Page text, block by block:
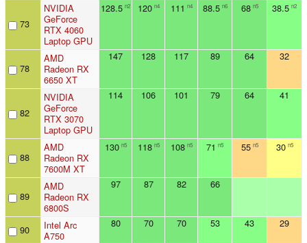
73
NVIDIA
GeForce
RTX 4060
Laptop GPU
128.5 n2 120 n4 111 n4 88.5 n6 68 n5 38.5 n2
78
AMD
Radeon RX
6650 XT
147 128 117 89 64 32
82
NVIDIA
GeForce
RTX 3070
Laptop GPU
114 106 101 79 64 41
88
AMD
Radeon RX
7600M XT
130 n5 118 n5 108 n5 71 n5 55 n5 30 n5
89
AMD
Radeon RX
6800S
97 87 82 66
90
Intel Arc
A750
80 70 70 53 43 29